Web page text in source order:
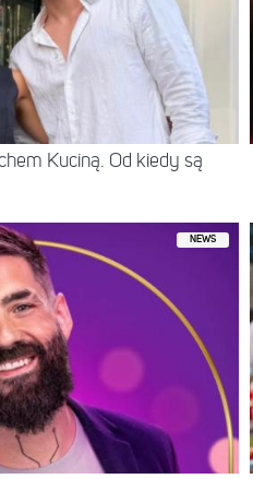
Kuciną. Od kiedy są
NEWS